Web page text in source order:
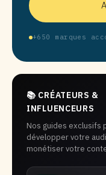
+650 marques
📚 CRÉATEURS &
INFLUENCEURS
Nos guides exclusifs
développer votre
monétiser votre